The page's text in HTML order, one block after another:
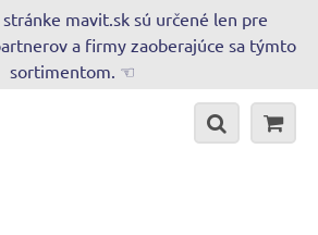
mavit.sk sú určené len pre
a firmy zaoberajúce sa týmto
sortimentom. ☜